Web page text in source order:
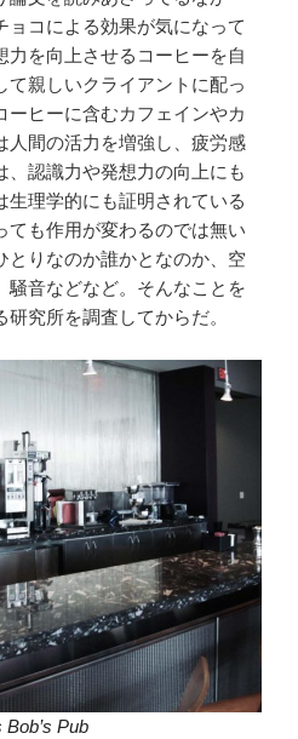
ョコによる効果が気になって
力を向上させるコーヒーを自
て親しいクライアントに配っ
ーヒーに含むカフェインやカ
人間の活力を増強し、疲労感
、認識力や発想力の向上にも
生理学的にも証明されている
ても作用が変わるのでは無い
とりなのか誰かとなのか、空
騒音などなど。そんなことを
究所を調査してからだ。
Pub